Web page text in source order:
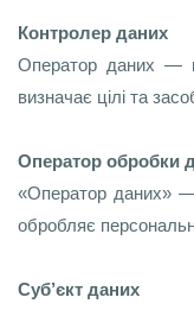
Контролер даних
Оператор даних —
визначає цілі та
Оператор обробки
«Оператор даних»
обробляє
Суб’єкт даних